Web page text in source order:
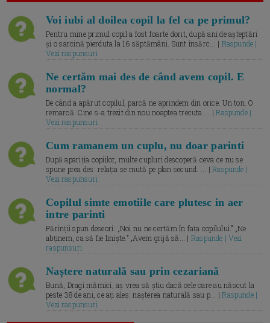
Voi iubi al doilea copil la fel ca pe primul?
Pentru mine primul copil a fost foarte dorit, după ani de așteptări
și o sarcină pierduta la 16 săptămâni. Sunt însărc... | Raspunde |
Vezi raspunsuri
Ne certăm mai des de când avem copil. E
normal?
De când a apărut copilul, parcă ne aprindem din orice. Un ton. O
remarcă. Cine s-a trezit din nou noaptea trecuta.... |Raspunde |
Vezi raspunsuri
Cum ramanem un cuplu, nu doar parinti
După apariția copiilor, multe cupluri descoperă ceva ce nu se
spune prea des: relația se mută pe plan secund. ... |Raspunde |
Vezi raspunsuri
Copilul simte emotiile care plutesc in aer
intre parinti
Părinții spun deseori: „Noi nu ne certăm în fața copilului.” „Ne
abținem, ca să fie liniște.” „Avem grijă să... | Raspunde | Vezi
raspunsuri
Naștere naturală sau prin cezariană
Bună, Dragi mămici, aș vrea să știu dacă cele care au născut la
peste 38 de ani, ce ați ales: nașterea naturală sau p... |Raspunde |
Vezi raspunsuri